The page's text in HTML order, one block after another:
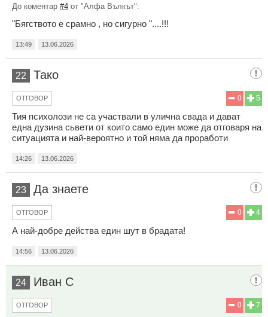
До коментар #4 от "Aлфа Вълкът":
"Бягството е срамно , но сигурно "....!!!
13:49 13.06.2026
22 Тако
5
0
ОТГОВОР
Тия психолози не са участвали в улична свада и дават
една дузина сьвети от които само един може да отговаря на
ситуацията и най-вероятно и той няма да проработи
14:26 13.06.2026
23 Да знаете
4
0
ОТГОВОР
А най-добре действа един шут в брадата!
14:56 13.06.2026
24 Иван С
7
0
ОТГОВОР